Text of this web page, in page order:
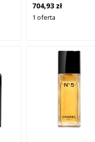
704,93 zł
1 oferta